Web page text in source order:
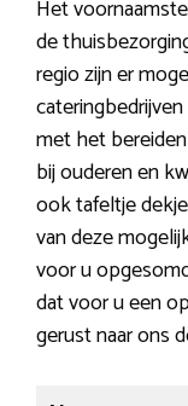
Het
de
regio zijn er
met het
bij ouderen en
ook tafeltje
van deze
voor u
dat voor u een
gerust naar ons